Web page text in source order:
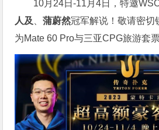
10月24日-11月4日，特邀
人及
、蒲蔚然冠军解说！敬请密切
为Mate 60 Pro与三亚CPG旅游套票